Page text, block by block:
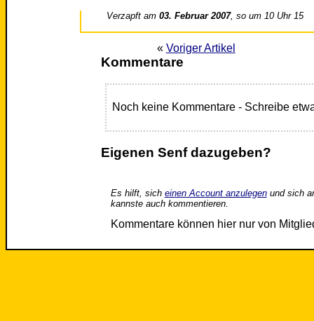
Verzapft am03. Februar 2007, so um 10 Uhr 15
« Voriger Artikel
Kommentare
Noch keine Kommentare - Schreibe
Eigenen Senf dazugeben?
Es hilft, sich einen Account anzulegenund sich
kannste auch kommentieren.
Kommentare können hier nur von